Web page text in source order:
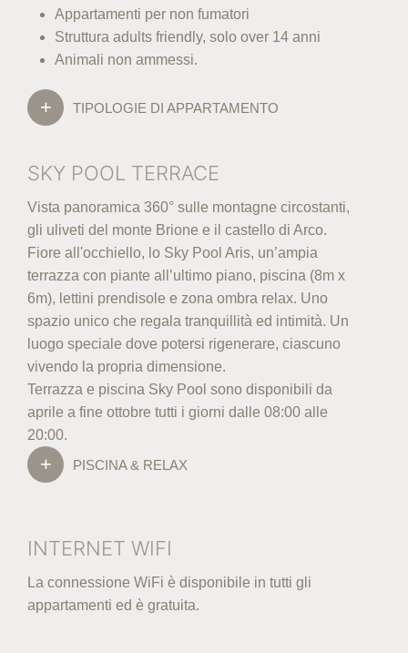
Appartamenti per non fumatori
Struttura adults friendly, solo over 14 anni
Animali non ammessi.
TIPOLOGIE DI APPARTAMENTO
SKY POOL TERRACE
Vista panoramica 360° sulle montagne circostanti,
gli uliveti del monte Brione e il castello di Arco.
Fiore all'occhiello, lo Sky Pool Aris, un’ampia
terrazza con piante all’ultimo piano, piscina (8m x
6m), lettini prendisole e zona ombra relax. Uno
spazio unico che regala tranquillità ed intimità. Un
luogo speciale dove potersi rigenerare, ciascuno
vivendo la propria dimensione.
Terrazza e piscina Sky Pool sono disponibili da
aprile a fine ottobre tutti i giorni dalle 08:00 alle
20:00.
PISCINA & RELAX
INTERNET WIFI
La connessione WiFi è disponibile in tutti gli
appartamenti ed è gratuita.